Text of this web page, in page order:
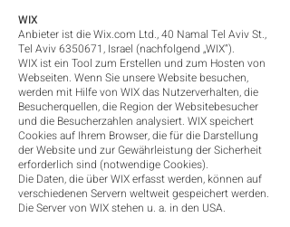
WIX
Anbieter ist die Wix.com Ltd., 40 Namal Tel Aviv St.,
Tel Aviv6350671, Israel (nachfolgend „WIX“).
WIX ist ein Tool zum Erstellen und zum Hosten von
Webseiten. Wenn Sie unsere Website besuchen,
werden mit Hilfe von WIX das Nutzerverhalten, die
Besucherquellen, die Region der Websitebesucher
und die Besucherzahlen analysiert. WIX speichert
Cookies auf Ihrem Browser, die für die Darstellung
der Website und zur Gewährleistung der Sicherheit
erforderlich sind (notwendige Cookies).
Die Daten, die über WIX erfasst werden, können auf
verschiedenen Servern weltweit gespeichert werden.
Die Server von WIX stehen u. a. in den USA.